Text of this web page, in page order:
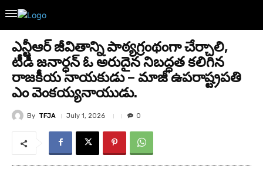
ఎన్టీఆర్ జీవితాన్ని పాఠ్యగ్రంథంగా చేర్చాలి,
టీడీ జనార్ధన్ ఓ అరుదైన నిబద్ధత కలిగిన
రాజకీయ నాయకుడు – మాజీ ఉపరాష్ట్రపతి
ఎం వెంకయ్యనాయుడు.
By TFJA July 1, 2026 0